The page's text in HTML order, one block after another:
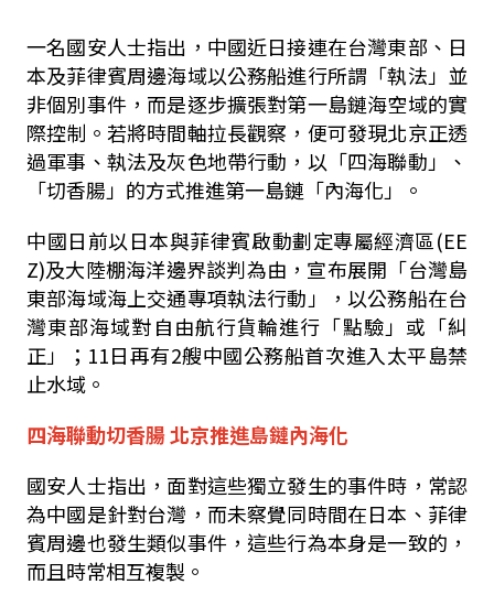
一名國安人士指出，中國近日接連在台灣東部、日
本及菲律賓周邊海域以公務船進行所謂「執法」並
非個別事件，而是逐步擴張對第一島鏈海空域的實
際控制。若將時間軸拉長觀察，便可發現北京正透
過軍事、執法及灰色地帶行動，以「四海聯動」、
「切香腸」的方式推進第一島鏈「內海化」。
中國日前以日本與菲律賓啟動劃定專屬經濟區(EE
Z)及大陸棚海洋邊界談判為由，宣布展開「台灣島
東部海域海上交通專項執法行動」，以公務船在台
灣東部海域對自由航行貨輪進行「點驗」或「糾
正」；11日再有2艘中國公務船首次進入太平島禁
止水域。
四海聯動切香腸 北京推進島鏈內海化
國安人士指出，面對這些獨立發生的事件時，常認
為中國是針對台灣，而未察覺同時間在日本、菲律
賓周邊也發生類似事件，這些行為本身是一致的，
而且時常相互複製。